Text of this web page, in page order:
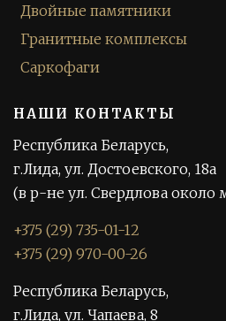
Двойные памятники
Гранитные комплексы
Саркофаги
НАШИ КОНТАКТЫ
Республика Беларусь,
г.Лида, ул. Достоевского, 18а
(в р-не ул. Свердлова около
+375 (29) 735-01-12
+375 (29) 970-00-26
Республика Беларусь,
г.Лида, ул. Чапаева, 8